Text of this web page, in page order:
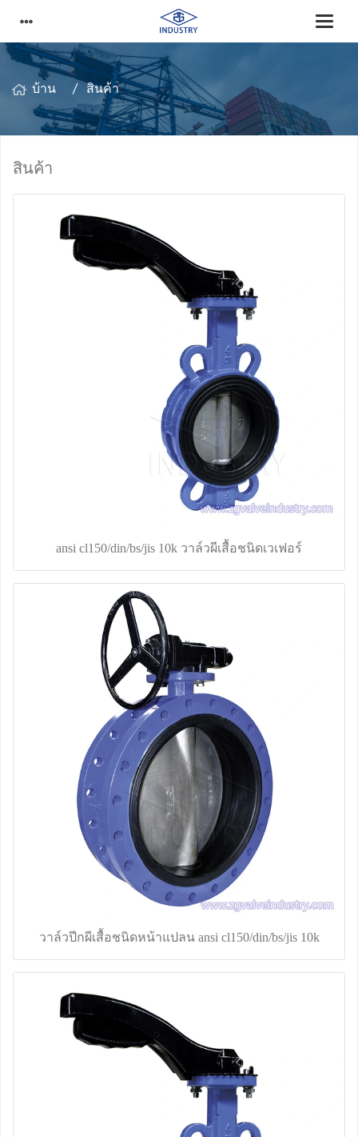
บ้าน สินค้า
สินค้า
ansi cl150/din/bs/jis 10k วาล์วผีเสื้อชนิดเวเฟอร์
วาล์วปีกผีเสื้อชนิดหน้าแปลน ansi cl150/din/bs/jis 10k